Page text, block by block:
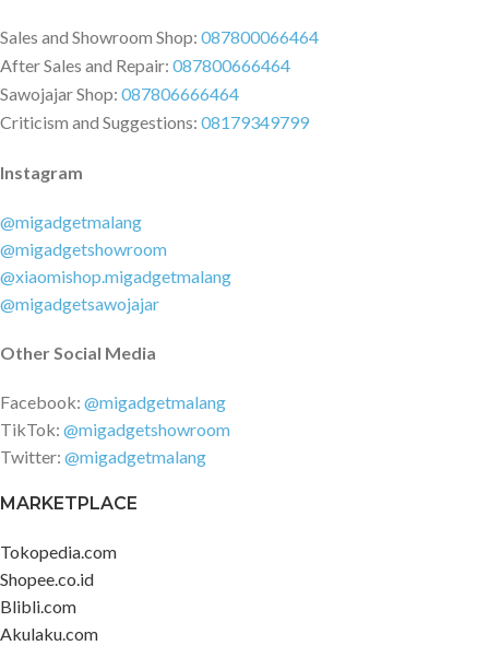
Sales and Showroom Shop: 087800066464
After Sales and Repair: 087800666464
Sawojajar Shop: 087806666464
Criticism and Suggestions: 08179349799
Instagram
@migadgetmalang
@migadgetshowroom
@xiaomishop.migadgetmalang
@migadgetsawojajar
Other Social Media
Facebook: @migadgetmalang
TikTok: @migadgetshowroom
Twitter: @migadgetmalang
MARKETPLACE
Tokopedia.com
Shopee.co.id
Blibli.com
Akulaku.com